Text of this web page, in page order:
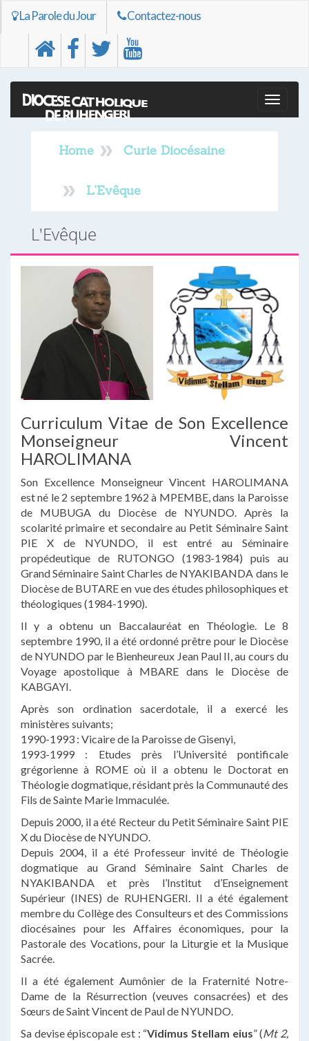
La Parole du Jour Contactez-nous
Toggle
Home Curie Diocésaine
L'Evêque
L'Evêque
Curriculum Vitae de Son Excellence
Monseigneur Vincent
HAROLIMANA
Son Excellence Monseigneur Vincent HAROLIMANA
est né le 2 septembre 1962 à MPEMBE, dans la Paroisse
de MUBUGA du Diocèse de NYUNDO. Après la
scolarité primaire et secondaire au Petit Séminaire Saint
PIE X de NYUNDO, il est entré au Séminaire
propédeutique de RUTONGO (1983-1984) puis au
Grand Séminaire Saint Charles de NYAKIBANDA dans le
Diocèse de BUTARE en vue des études philosophiques et
théologiques (1984-1990).
Il y a obtenu un Baccalauréat en Théologie. Le 8
septembre 1990, il a été ordonné prêtre pour le Diocèse
de NYUNDO par le Bienheureux Jean Paul II, au cours du
Voyage apostolique à MBARE dans le Diocèse de
KABGAYI.
Après son ordination sacerdotale, il a exercé les
ministères suivants;
1990-1993 : Vicaire de la Paroisse de Gisenyi,
1993-1999 : Etudes près l’Université pontificale
grégorienne à ROME où il a obtenu le Doctorat en
Théologie dogmatique, résidant près la Communauté des
Fils de Sainte Marie Immaculée.
Depuis 2000, il a été Recteur du Petit Séminaire Saint PIE
X du Diocèse de NYUNDO.
Depuis 2004, il a été Professeur invité de Théologie
dogmatique au Grand Séminaire Saint Charles de
NYAKIBANDA et près l’Institut d’Enseignement
Supérieur (INES) de RUHENGERI. Il a été également
membre du Collège des Consulteurs et des Commissions
diocésaines pour les Affaires économiques, pour la
Pastorale des Vocations, pour la Liturgie et la Musique
Sacrée.
Il a été également Aumônier de la Fraternité Notre-
Dame de la Résurrection (veuves consacrées) et des
Sœurs de Saint Vincent de Paul de NYUNDO.
Sa devise épiscopale est : “Vidimus Stellam eius” (Mt 2,